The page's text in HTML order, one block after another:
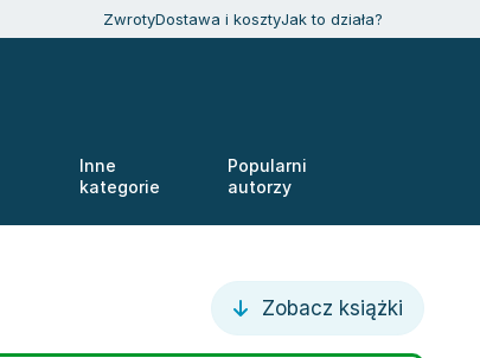
ZwrotyDostawa i kosztyJak to działa?
Inne
kategorie
Popularni
autorzy
Zobacz książki